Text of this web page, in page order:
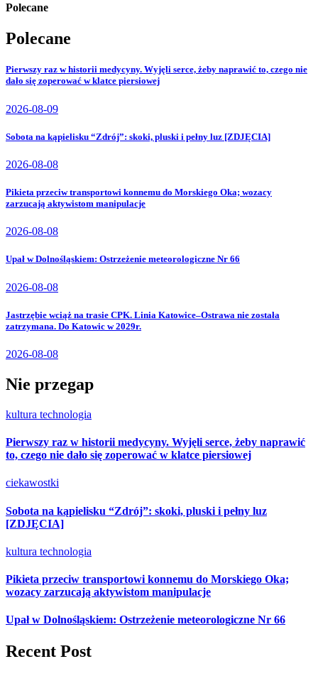
Polecane
Polecane
Pierwszy raz w historii medycyny. Wyjęli serce, żeby naprawić to, czego nie
dało się zoperować w klatce piersiowej
2026-08-09
Sobota na kąpielisku “Zdrój”: skoki, pluski i pełny luz [ZDJĘCIA]
2026-08-08
Pikieta przeciw transportowi konnemu do Morskiego Oka; wozacy
zarzucają aktywistom manipulacje
2026-08-08
Upał w Dolnośląskiem: Ostrzeżenie meteorologiczne Nr 66
2026-08-08
Jastrzębie wciąż na trasie CPK. Linia Katowice–Ostrawa nie została
zatrzymana. Do Katowic w 2029r.
2026-08-08
Nie przegap
kultura technologia
Pierwszy raz w historii medycyny. Wyjęli serce, żeby naprawić
to, czego nie dało się zoperować w klatce piersiowej
ciekawostki
Sobota na kąpielisku “Zdrój”: skoki, pluski i pełny luz
[ZDJĘCIA]
kultura technologia
Pikieta przeciw transportowi konnemu do Morskiego Oka;
wozacy zarzucają aktywistom manipulacje
Upał w Dolnośląskiem: Ostrzeżenie meteorologiczne Nr 66
Recent Post